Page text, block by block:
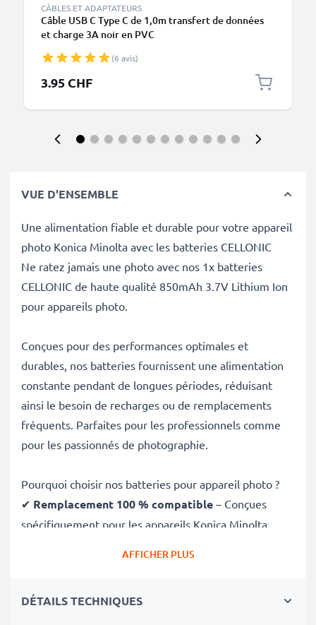
CÂBLES ET ADAPTATEURS
Câble USB C Type C de 1,0m transfert de données
et charge 3A noir en PVC
(6 avis)
3.95 CHF
VUE D'ENSEMBLE
Une alimentation fiable et durable pour votre appareil
photo Konica Minolta avec les batteries CELLONIC
Ne ratez jamais une photo avec nos 1x batteries
CELLONIC de haute qualité 850mAh 3.7V Lithium Ion
pour appareils photo.
Conçues pour des performances optimales et
durables, nos batteries fournissent une alimentation
constante pendant de longues périodes, réduisant
ainsi le besoin de recharges ou de remplacements
fréquents. Parfaites pour les professionnels comme
pour les passionnés de photographie.
Pourquoi choisir nos batteries pour appareil photo ?
✔ Remplacement 100 % compatible – Conçues
spécifiquement pour les appareils Konica Minolta
3.7V pour de longues séances photo avec moins de
AFFICHER PLUS
DÉTAILS TECHNIQUES